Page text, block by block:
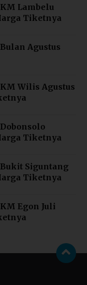
Lambelu
Tiketnya
Agustus
Wilis Agustus
Tiketnya
Siguntang
Tiketnya
Egon Juli